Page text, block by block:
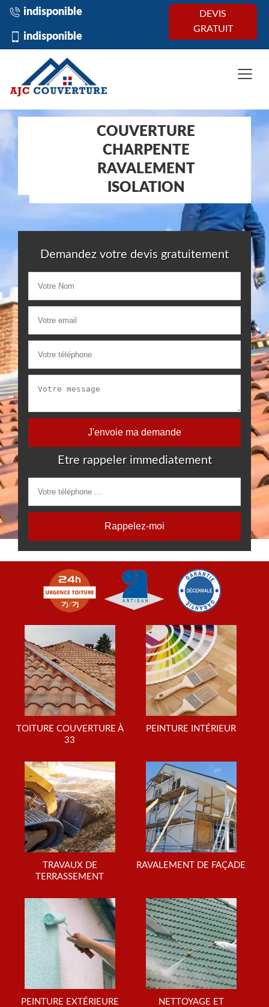
indisponible
indisponible
DEVIS
GRATUIT
COUVERTURE
CHARPENTE
RAVALEMENT
ISOLATION
Demandez votre devis gratuitement
Etre rappeler immediatement
TOITURE COUVERTURE À
33
PEINTURE INTÉRIEUR
TRAVAUX DE
TERRASSEMENT
RAVALEMENT DE FAÇADE
PEINTURE EXTÉRIEURE
NETTOYAGE ET